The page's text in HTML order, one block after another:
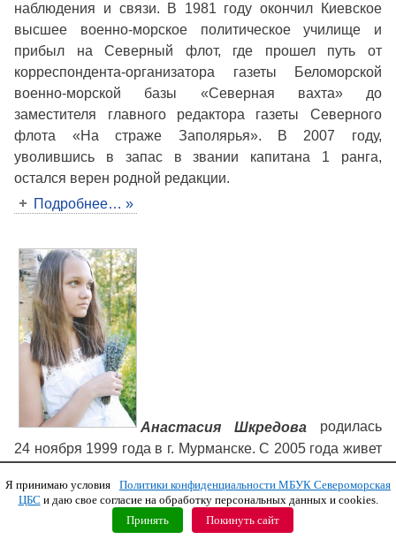
наблюдения и связи. В 1981 году окончил Киевское
высшее военно-морское политическое училище и
прибыл на Северный флот, где прошел путь от
корреспондента-организатора газеты Беломорской
военно-морской базы «Северная вахта» до
заместителя главного редактора газеты Северного
флота «На страже Заполярья». В 2007 году,
уволившись в запас в звании капитана 1 ранга,
остался верен родной редакции.
Подробнее… »
Анастасия Шкредова родилась
24 ноября 1999 года в г. Мурманске. С 2005 года живет
№ 1.
Стихи пишет с 2012 года.
Я принимаю условия
Политики конфиденциальности МБУК Североморская
ЦБС и даю свое согласие на обработку персональных данных и cookies.
Принять
Покинуть сайт